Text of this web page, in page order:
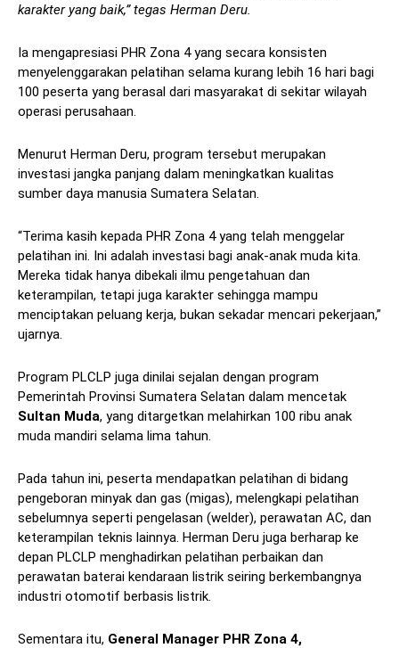
karakter yang baik,” tegas Herman Deru.
Ia mengapresiasi PHR Zona 4 yang secara konsisten
menyelenggarakan pelatihan selama kurang lebih 16 hari bagi
100 peserta yang berasal dari masyarakat di sekitar wilayah
operasi perusahaan.
Menurut Herman Deru, program tersebut merupakan
investasi jangka panjang dalam meningkatkan kualitas
sumber daya manusia Sumatera Selatan.
“Terima kasih kepada PHR Zona 4 yang telah menggelar
pelatihan ini. Ini adalah investasi bagi anak-anak muda kita.
Mereka tidak hanya dibekali ilmu pengetahuan dan
keterampilan, tetapi juga karakter sehingga mampu
menciptakan peluang kerja, bukan sekadar mencari pekerjaan,”
ujarnya.
Program PLCLP juga dinilai sejalan dengan program
Pemerintah Provinsi Sumatera Selatan dalam mencetak
Sultan Muda, yang ditargetkan melahirkan 100 ribu anak
muda mandiri selama lima tahun.
Pada tahun ini, peserta mendapatkan pelatihan di bidang
pengeboran minyak dan gas (migas), melengkapi pelatihan
sebelumnya seperti pengelasan (welder), perawatan AC, dan
keterampilan teknis lainnya. Herman Deru juga berharap ke
depan PLCLP menghadirkan pelatihan perbaikan dan
perawatan baterai kendaraan listrik seiring berkembangnya
industri otomotif berbasis listrik.
Sementara itu, General Manager PHR Zona 4,